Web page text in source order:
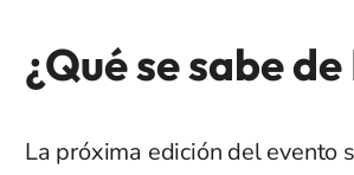
¿Qué se sabe
La próxima edición del evento